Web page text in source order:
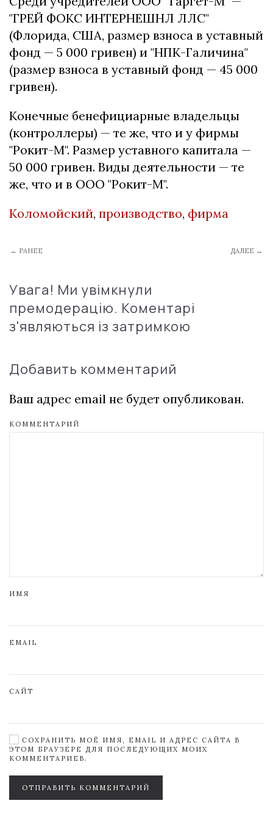
"ГРЕЙ ФОКС ИНТЕРНЕШНЛ ЛЛС"
(Флорида, США, размер взноса в уставный
фонд — 5 000 гривен) и "НПК-Галичина"
(размер взноса в уставный фонд — 45 000
гривен).
Конечные бенефициарные владельцы
(контроллеры) — те же, что и у фирмы
"Рокит-М". Размер уставного капитала —
50 000 гривен. Виды деятельности — те
же, что и в ООО "Рокит-М".
Коломойский, производство, фирма
← РАНЕЕ ДАЛЕЕ →
Увага! Ми увімкнули
премодерацію. Коментарі
з'являються із затримкою
Добавить комментарий
Ваш адрес email не будет опубликован.
КОММЕНТАРИЙ
ИМЯ
EMAIL
САЙТ
СОХРАНИТЬ МОЁ ИМЯ, EMAIL И АДРЕС САЙТА В
ЭТОМ БРАУЗЕРЕ ДЛЯ ПОСЛЕДУЮЩИХ МОИХ
КОММЕНТАРИЕВ.
ОТПРАВИТЬ КОММЕНТАРИЙ